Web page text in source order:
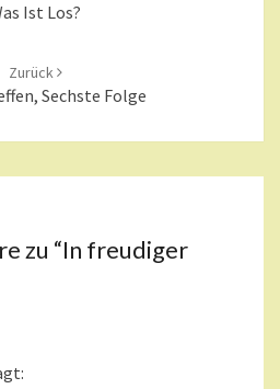
Ist Los?
Zurück
Sechste Folge
zu “In freudiger